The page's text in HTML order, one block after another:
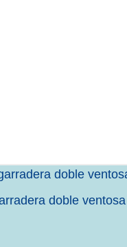
doble ventosa